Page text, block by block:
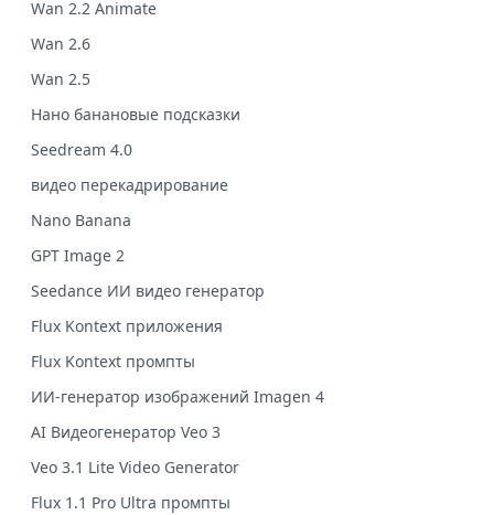
Wan 2.2 Animate
Wan 2.6
Wan 2.5
Нано банановые подсказки
Seedream 4.0
видео перекадрирование
Nano Banana
GPT Image 2
Seedance ИИ видео генератор
Flux Kontext приложения
Flux Kontext промпты
ИИ-генератор изображений Imagen 4
AI Видеогенератор Veo 3
Veo 3.1 Lite Video Generator
Flux 1.1 Pro Ultra промпты